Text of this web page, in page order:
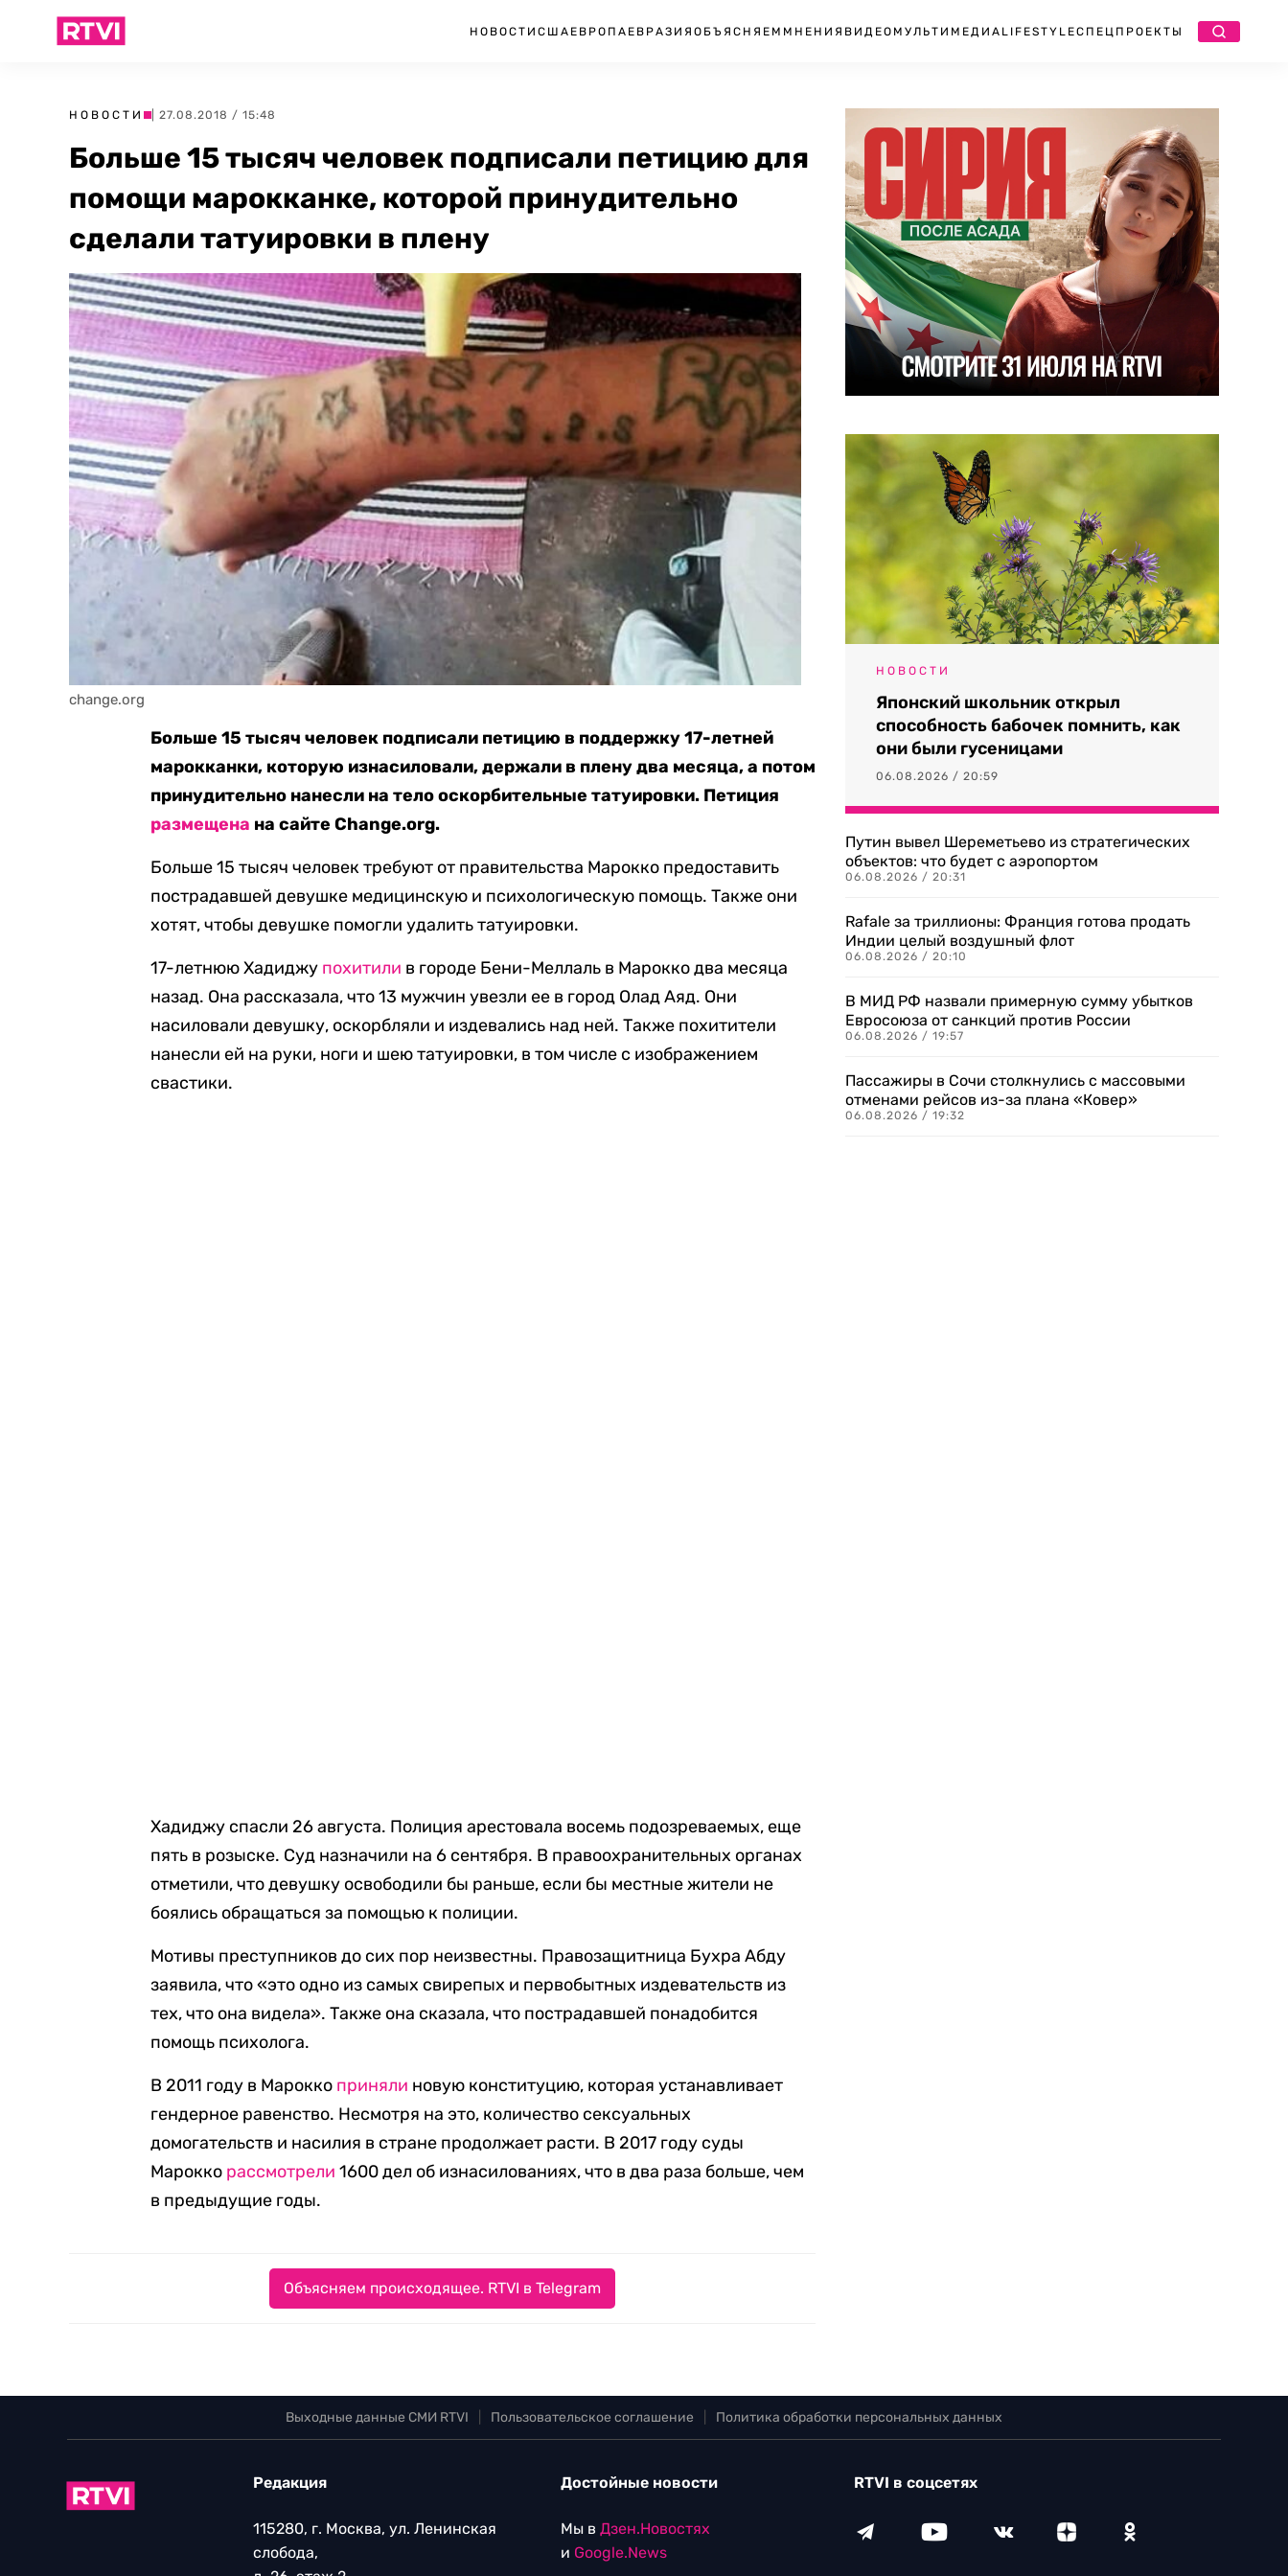
НОВОСТИ США ЕВРОПА ЕВРАЗИЯ ОБЪЯСНЯЕМ МНЕНИЯ ВИДЕО МУЛЬТИМЕДИА LIFESTYLEСПЕЦПРОЕКТЫ
НОВОСТИ | 27.08.2018 / 15:48
Больше 15 тысяч человек подписали петицию для
помощи марокканке, которой принудительно
сделали татуировки в плену
change.org
Больше 15 тысяч человек подписали петицию в поддержку 17-летней
марокканки, которую изнасиловали, держали в плену два месяца, а потом
принудительно нанесли на тело оскорбительные татуировки. Петиция
размещена на сайте Change.org.
Больше 15 тысяч человек требуют от правительства Марокко предоставить
пострадавшей девушке медицинскую и психологическую помощь. Также они
хотят, чтобы девушке помогли удалить татуировки.
17-летнюю Хадиджу похитили в городе Бени-Меллаль в Марокко два месяца
назад. Она рассказала, что 13 мужчин увезли ее в город Олад Аяд. Они
насиловали девушку, оскорбляли и издевались над ней. Также похитители
нанесли ей на руки, ноги и шею татуировки, в том числе с изображением
свастики.
Хадиджу спасли 26 августа. Полиция арестовала восемь подозреваемых, еще
пять в розыске. Суд назначили на 6 сентября. В правоохранительных органах
отметили, что девушку освободили бы раньше, если бы местные жители не
боялись обращаться за помощью к полиции.
Мотивы преступников до сих пор неизвестны. Правозащитница Бухра Абду
заявила, что «это одно из самых свирепых и первобытных издевательств из
тех, что она видела». Также она сказала, что пострадавшей понадобится
помощь психолога.
В 2011 году в Марокко приняли новую конституцию, которая устанавливает
гендерное равенство. Несмотря на это, количество сексуальных
домогательств и насилия в стране продолжает расти. В 2017 году суды
Марокко рассмотрели 1600 дел об изнасилованиях, что в два раза больше, чем
в предыдущие годы.
Объясняем происходящее. RTVI в Telegram
НОВОСТИ
Японский школьник открыл
способность бабочек помнить, как
они были гусеницами
06.08.2026 / 20:59
Путин вывел Шереметьево из стратегических
объектов: что будет с аэропортом
06.08.2026 / 20:31
Rafale за триллионы: Франция готова продать
Индии целый воздушный флот
06.08.2026 / 20:10
В МИД РФ назвали примерную сумму убытков
Евросоюза от санкций против России
06.08.2026 / 19:57
Пассажиры в Сочи столкнулись с массовыми
отменами рейсов из-за плана «Ковер»
06.08.2026 / 19:32
Выходные данные СМИ RTVI Пользовательское соглашение Политика обработки персональных данных
Редакция
115280, г. Москва, ул. Ленинская
слобода,
Достойные новости
Мы в Дзен.Новостях
и Google.News
RTVI в соцсетях